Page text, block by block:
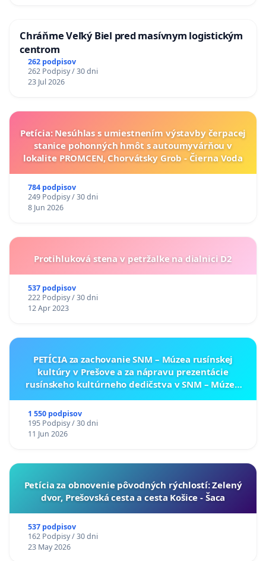
Chráňme Veľký Biel pred masívnym logistickým
centrom
262 podpisov
262 Podpisy / 30 dni
23 Jul 2026
Petícia: Nesúhlas s umiestnením výstavby čerpacej
stanice pohonných hmôt s autoumyvárňou v
lokalite PROMCEN, Chorvátsky Grob - Čierna Voda
784 podpisov
249 Podpisy / 30 dni
8 Jun 2026
Protihluková stena v petržalke na dialnici D2
537 podpisov
222 Podpisy / 30 dni
12 Apr 2023
PETÍCIA za zachovanie SNM – Múzea rusínskej
kultúry v Prešove a za nápravu prezentácie
rusínskeho kultúrneho dedičstva v SNM – Múzeu
1 550 podpisov
195 Podpisy / 30 dni
11 Jun 2026
​Petícia za obnovenie pôvodných rýchlostí: Zelený
dvor, Prešovská cesta a cesta Košice - Šaca
537 podpisov
162 Podpisy / 30 dni
23 May 2026